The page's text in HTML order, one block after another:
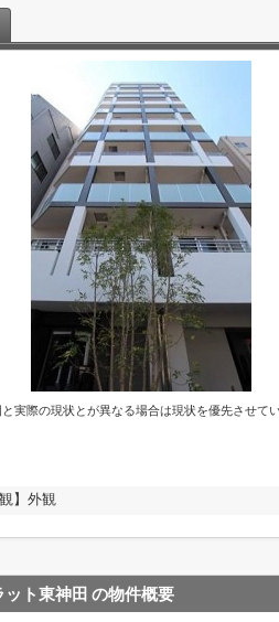
実際の現状とが異なる場合は現状を優先させて
観】外観
ト東神田 の物件概要